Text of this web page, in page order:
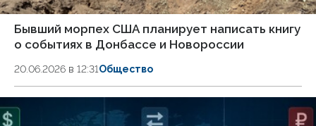
Бывший морпех США планирует написать книгу
о событиях в Донбассе и Новороссии
20.06.2026 в 12:31Общество